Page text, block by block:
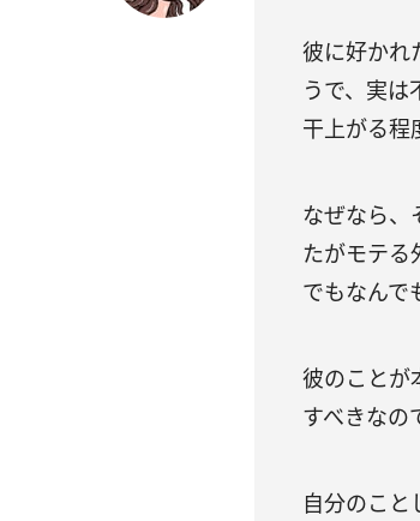
彼に好かれ
うで、実は
干上がる程
なぜなら、
たがモテる
でもなんで
彼のことが
すべきなの
自分のこ